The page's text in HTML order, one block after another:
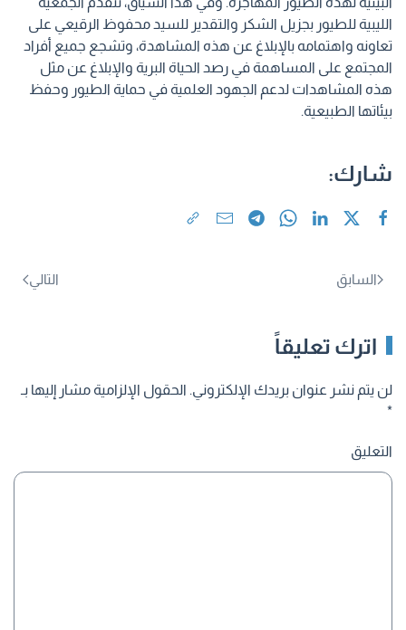
الليبية للطيور بجزيل الشكر والتقدير للسيد محفوظ الرقيعي على
تعاونه واهتمامه بالإبلاغ عن هذه المشاهدة، وتشجع جميع أفراد
المجتمع على المساهمة في رصد الحياة البرية والإبلاغ عن مثل
هذه المشاهدات لدعم الجهود العلمية في حماية الطيور وحفظ
بيئاتها الطبيعية.
شارك:
السابق التالي
اترك تعليقاً
لن يتم نشر عنوان بريدك الإلكتروني. الحقول الإلزامية مشار إليها بـ
*
التعليق